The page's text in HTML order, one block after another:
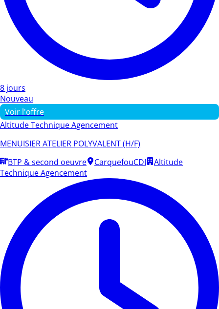
8 jours
Nouveau
Voir l'offre
Altitude Technique Agencement
MENUISIER ATELIER POLYVALENT (H/F)
BTP & second oeuvre
CarquefouCDI
Altitude
Technique Agencement